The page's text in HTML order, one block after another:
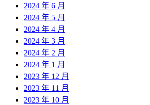
2024 年 6 月
2024 年 5 月
2024 年 4 月
2024 年 3 月
2024 年 2 月
2024 年 1 月
2023 年 12 月
2023 年 11 月
2023 年 10 月